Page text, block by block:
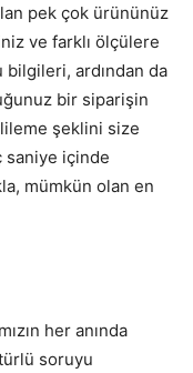
pek çok ürününüz
ve farklı ölçülere
ardından da
bir siparişin
şeklini size
saniye içinde
mümkün olan en
her anında
soruyu